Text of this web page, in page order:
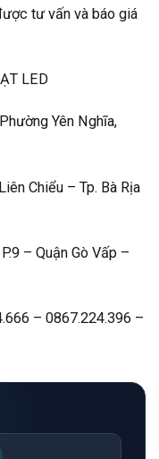
tư vấn và báo giá
LED
Yên Nghĩa,
Chiểu – Tp. Bà Rịa
– Quận Gò Vấp –
– 0867.224.396 –